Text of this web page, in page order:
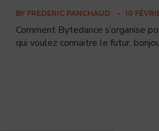
BY FREDERIC PANCHAUD • 10
Comment Bytedance s’organise
qui voulez connaitre le futur,